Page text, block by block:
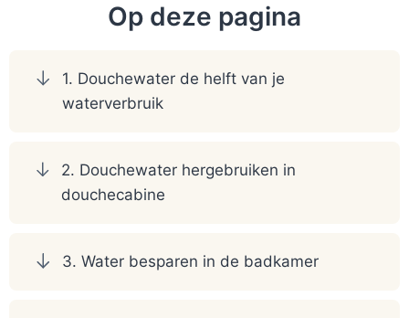
Op deze pagina
1. Douchewater de helft van je
waterverbruik
2. Douchewater hergebruiken in
douchecabine
3. Water besparen in de badkamer